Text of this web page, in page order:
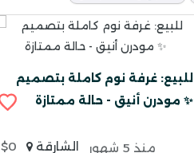
للبيع: غرفة نوم كاملة بتصميم
مودرن أنيق - حالة ممتازة ✨
$0 الشارقة منذ 5 شهور